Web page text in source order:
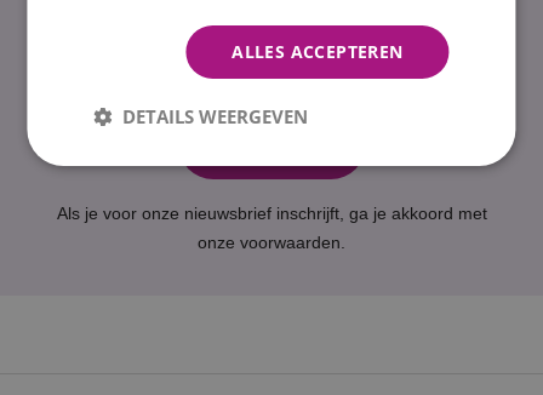
Jouw e-mailadres
Als je voor onze nieuwsbrief inschrijft, ga je akkoord met
onze voorwaarden
ALLES ACCEPTEREN
DETAILS WEERGEVEN